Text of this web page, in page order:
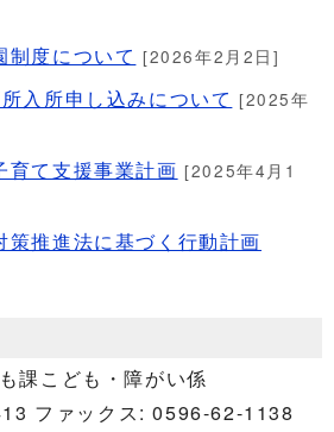
制度について [2026年2月2日]
入所申し込みについて [2025年
育て支援事業計画 [2025年4月1
策推進法に基づく行動計画
課こども・障がい係
ファックス: 0596-62-1138